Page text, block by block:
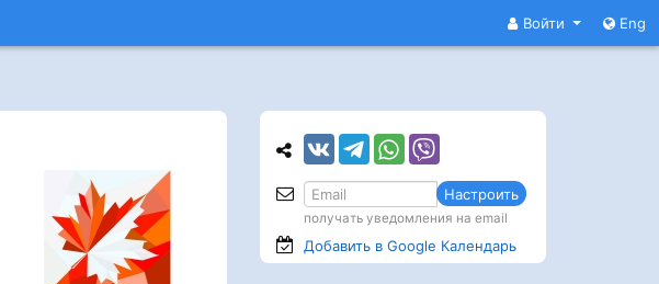
Войти Eng
Настроить
получать уведомления на email
Добавить в Google Календарь